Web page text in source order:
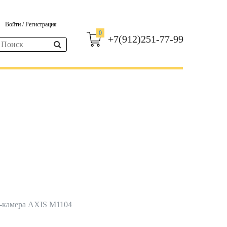
Войти /Регистрация
0
+7(912)251-77-99
AXIS M1104